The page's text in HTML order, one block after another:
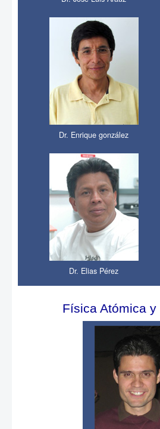
Dr. Enrique gonzález
Dr. Elias Pérez
Física Atómica